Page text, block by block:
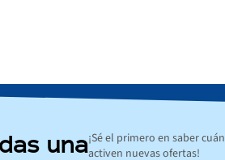
una¡Sé el primero en saber
activen nuevas ofertas!